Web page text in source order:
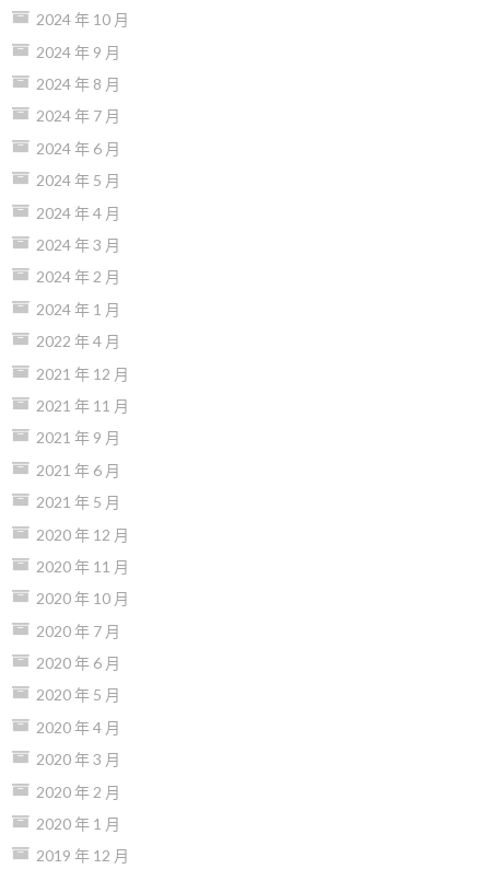
2024 年 10 月
2024 年 9 月
2024 年 8 月
2024 年 7 月
2024 年 6 月
2024 年 5 月
2024 年 4 月
2024 年 3 月
2024 年 2 月
2024 年 1 月
2022 年 4 月
2021 年 12 月
2021 年 11 月
2021 年 9 月
2021 年 6 月
2021 年 5 月
2020 年 12 月
2020 年 11 月
2020 年 10 月
2020 年 7 月
2020 年 6 月
2020 年 5 月
2020 年 4 月
2020 年 3 月
2020 年 2 月
2020 年 1 月
2019 年 12 月